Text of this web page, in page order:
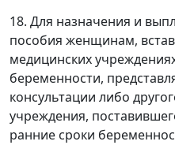
18. Для назначения и
пособия женщинам,
медицинских
беременности,
консультации либо
учреждения,
ранние сроки